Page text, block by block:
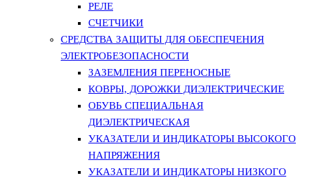
РЕЛЕ
СЧЕТЧИКИ
СРЕДСТВА ЗАЩИТЫ ДЛЯ ОБЕСПЕЧЕНИЯ
ЭЛЕКТРОБЕЗОПАСНОСТИ
ЗАЗЕМЛЕНИЯ ПЕРЕНОСНЫЕ
КОВРЫ, ДОРОЖКИ ДИЭЛЕКТРИЧЕСКИЕ
ОБУВЬ СПЕЦИАЛЬНАЯ
ДИЭЛЕКТРИЧЕСКАЯ
УКАЗАТЕЛИ И ИНДИКАТОРЫ ВЫСОКОГО
НАПРЯЖЕНИЯ
УКАЗАТЕЛИ И ИНДИКАТОРЫ НИЗКОГО